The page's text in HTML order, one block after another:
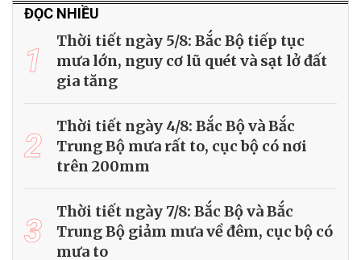
ĐỌC NHIỀU
1
Thời tiết ngày 5/8: Bắc Bộ tiếp tục
mưa lớn, nguy cơ lũ quét và sạt lở đất
gia tăng
2
Thời tiết ngày 4/8: Bắc Bộ và Bắc
Trung Bộ mưa rất to, cục bộ có nơi
trên 200mm
3
Thời tiết ngày 7/8: Bắc Bộ và Bắc
Trung Bộ giảm mưa về đêm, cục bộ có
mưa to